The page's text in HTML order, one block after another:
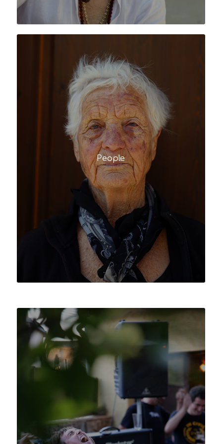
People
para
NIU